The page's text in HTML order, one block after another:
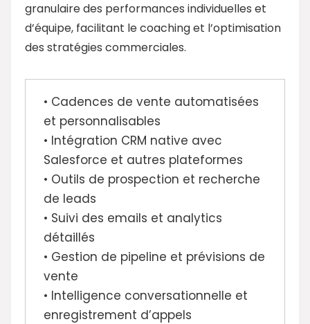
granulaire des performances individuelles et
d’équipe, facilitant le coaching et l’optimisation
des stratégies commerciales.
• Cadences de vente automatisées
et personnalisables
• Intégration CRM native avec
Salesforce et autres plateformes
• Outils de prospection et recherche
de leads
• Suivi des emails et analytics
détaillés
• Gestion de pipeline et prévisions de
vente
• Intelligence conversationnelle et
enregistrement d’appels